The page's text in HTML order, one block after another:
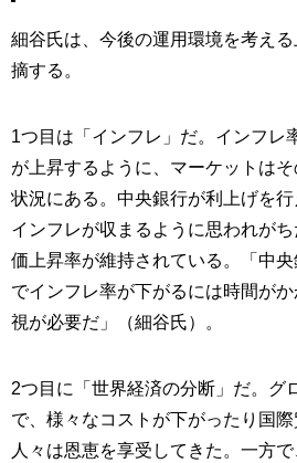
細谷氏は、今後の運用環境を考え
摘する。
1つ目は「インフレ」だ。インフレ
が上昇するように、マーケットはそ
状況にある。中央銀行が利上げを
インフレが収まるように思われが
価上昇率が維持されている。「中
でインフレ率が下がるには時間が
視が必要だ」（細谷氏）。
2つ目に「世界経済の分断」だ。グ
で、様々なコストが下がったり国
人々は恩恵を享受してきた。一方